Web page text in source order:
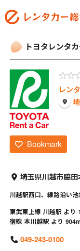
トヨタレンタ
レン
Bookmark
埼玉県川越市脇
川越駅西口、線路沿い
東武東上線 川越駅 より
宿線 本川越駅 より
049-243-0100